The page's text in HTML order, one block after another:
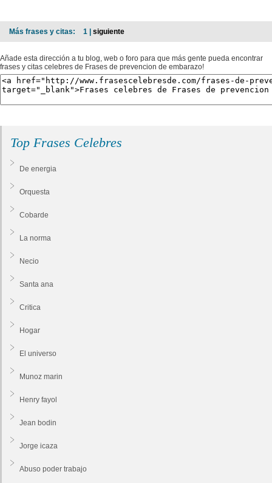
Más frases y citas: 1 | siguiente
Añade esta dirección a tu blog, web o foro para que más gente pueda encontrar
frases y citas celebres de Frases de prevencion de embarazo!
Top Frases Celebres
De energia
Orquesta
Cobarde
La norma
Necio
Santa ana
Critica
Hogar
El universo
Munoz marin
Henry fayol
Jean bodin
Jorge icaza
Abuso poder trabajo